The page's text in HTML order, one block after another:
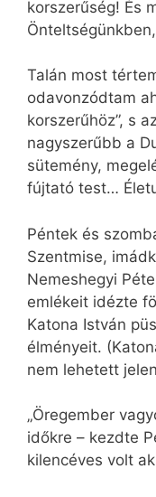
korszerűség! És
Talán most
odavonzódtam
korszerűhöz”, s
nagyszerűbb a
sütemény,
fújtató test…
Péntek és
Szentmise,
Nemeshegyi
emlékeit idézte
Katona István
élményeit.
nem lehetett
„Öregember
időkre – kezdte
kilencéves volt